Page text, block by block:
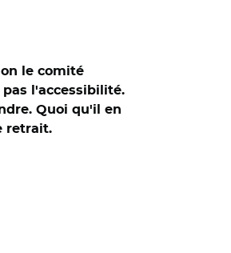
le comité
l'accessibilité.
Quoi qu'il en
retrait.